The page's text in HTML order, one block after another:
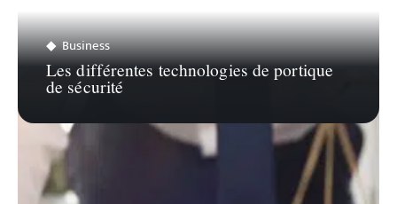
Business
Les différentes technologies de portique
de sécurité